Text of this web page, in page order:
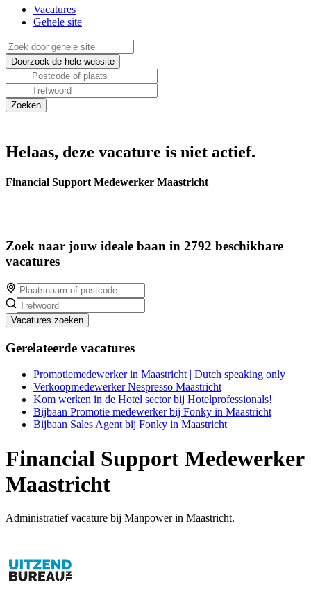
Vacatures
Gehele site
Helaas, deze vacature is niet actief.
Financial Support Medewerker Maastricht
Zoek naar jouw ideale baan in 2792 beschikbare
vacatures
Vacatures zoeken
Gerelateerde vacatures
Promotiemedewerker in Maastricht | Dutch speaking only
Verkoopmedewerker Nespresso Maastricht
Kom werken in de Hotel sector bij Hotelprofessionals!
Bijbaan Promotie medewerker bij Fonky in Maastricht
Bijbaan Sales Agent bij Fonky in Maastricht
Financial Support Medewerker
Maastricht
Administratief vacature bij Manpower in Maastricht.